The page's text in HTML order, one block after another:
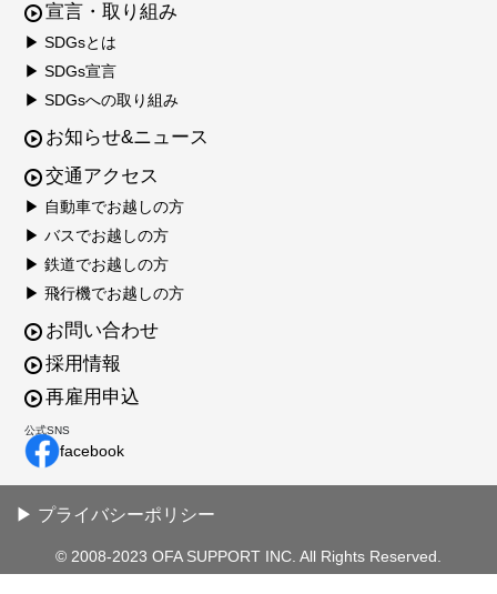
宣言・取り組み
▶ SDGsとは
▶ SDGs宣言
▶ SDGsへの取り組み
お知らせ&ニュース
交通アクセス
▶ 自動車でお越しの方
▶ バスでお越しの方
▶ 鉄道でお越しの方
▶ 飛行機でお越しの方
お問い合わせ
採用情報
再雇用申込
公式SNS
facebook
▶ プライバシーポリシー
© 2008-2023 OFA SUPPORT INC. All Rights Reserved.